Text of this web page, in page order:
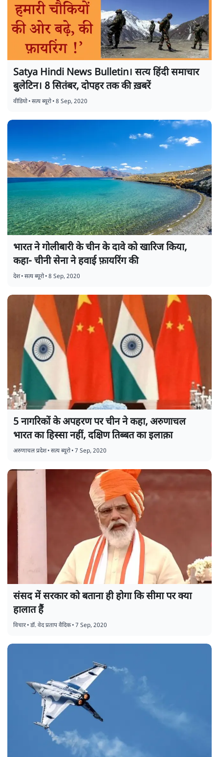
Satya Hindi News Bulletin। सत्य हिंदी समाचार
बुलेटिन। 8 सितंबर, दोपहर तक की ख़बरें
वीडियो•सत्य ब्यूरो•8 Sep, 2020
भारत ने गोलीबारी के चीन के दावे को खारिज किया,
कहा- चीनी सेना ने हवाई फ़ायरिंग की
देश•सत्य ब्यूरो•8 Sep, 2020
5 नागरिकों के अपहरण पर चीन ने कहा, अरुणाचल
भारत का हिस्सा नहीं, दक्षिण तिब्बत का इलाक़ा
अरुणाचल प्रदेश•सत्य ब्यूरो•7 Sep, 2020
संसद में सरकार को बताना ही होगा कि सीमा पर क्या
हालात हैं
विचार•डॉ. वेद प्रताप वैदिक•7 Sep, 2020